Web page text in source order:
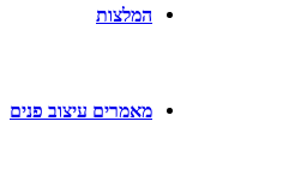
המלצות
מאמרים עיצוב פנים